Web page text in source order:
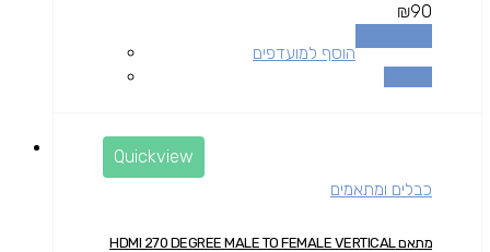
₪90
הוסף למועדפים
Quickview
כבלים ומתאמים
מתאם HDMI 270 DEGREE MALE TO FEMALE VERTICAL